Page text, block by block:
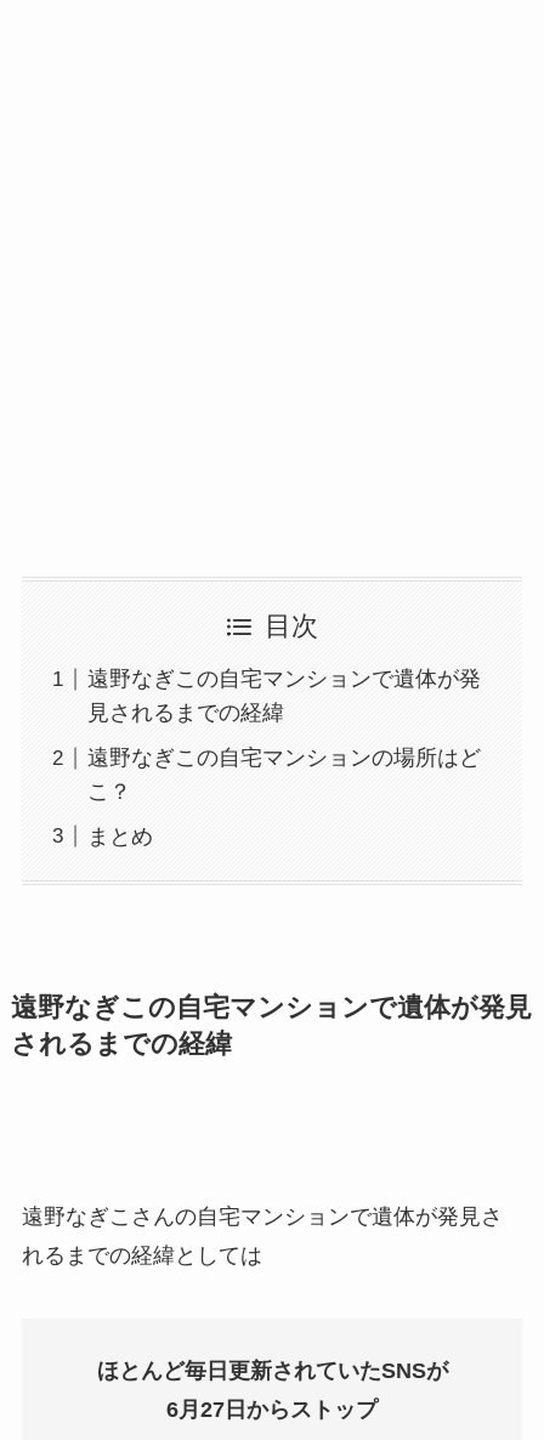
目次
遠野なぎこの自宅マンションで遺体が発
見されるまでの経緯
遠野なぎこの自宅マンションの場所はど
こ？
まとめ
遠野なぎこの自宅マンションで遺体が発見
されるまでの経緯
遠野なぎこさんの自宅マンションで遺体が発見さ
れるまでの経緯としては
ほとんど毎日更新されていたSNSが
6月27日からストップ